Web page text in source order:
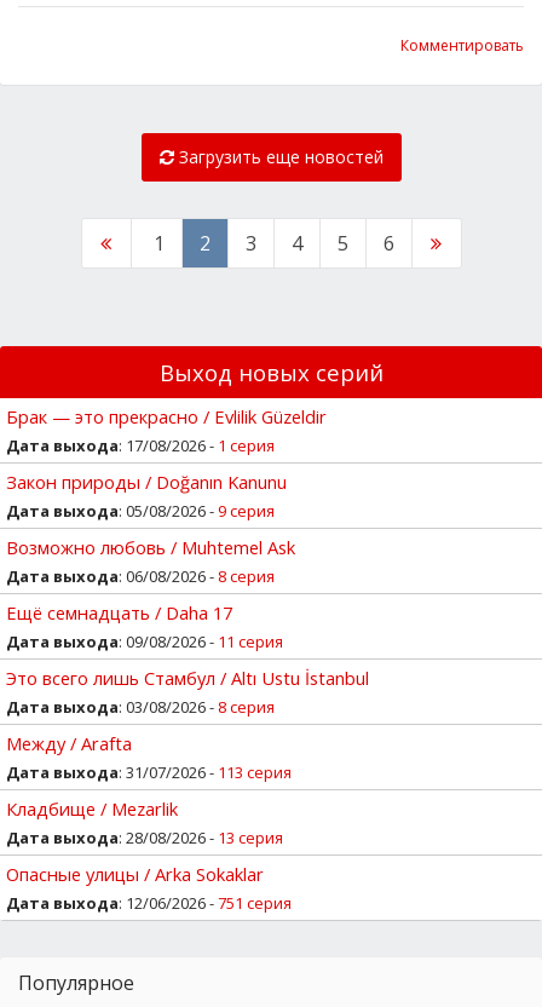
Комментировать
Загрузить еще новостей
1 2 3 4 5 6
Выход новых серий
Брак — это прекрасно / Evlilik Güzeldir
Дата выхода: 17/08/2026 - 1 серия
Закон природы / Doğanın Kanunu
Дата выхода: 05/08/2026 -9 серия
Возможно любовь / Muhtemel Ask
Дата выхода: 06/08/2026 - 8 серия
Ещё семнадцать / Daha 17
Дата выхода: 09/08/2026 - 11 серия
Это всего лишь Стамбул / Altı Ustu İstanbul
Дата выхода: 03/08/2026 - 8 серия
Между / Arafta
Дата выхода: 31/07/2026 - 113 серия
Кладбище / Mezarlik
Дата выхода: 28/08/2026 - 13 серия
Опасные улицы / Arka Sokaklar
Дата выхода: 12/06/2026 -751 серия
Популярное